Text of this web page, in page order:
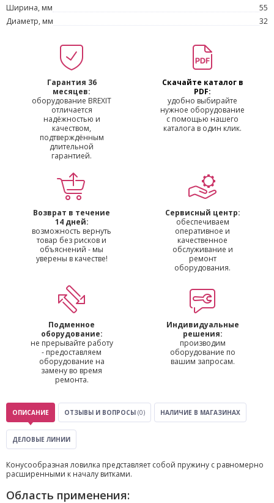
Ширина, мм
55
Диаметр, мм
32
Гарантия 36
месяцев:
оборудование BREXIT
отличается
надёжностью и
качеством,
подтверждённым
длительной
гарантией.
Скачайте каталог в
PDF:
удобно выбирайте
нужное оборудование
с помощью нашего
каталога в один клик.
Возврат в течение
14 дней:
возможность вернуть
товар без рисков и
объяснений - мы
уверены в качестве!
Сервисный центр:
обеспечиваем
оперативное и
качественное
обслуживание и
ремонт
оборудования.
Подменное
оборудование:
не прерывайте работу
- предоставляем
оборудование на
замену во время
ремонта.
Индивидуальные
решения:
производим
оборудование по
вашим запросам.
ОПИСАНИЕ ОТЗЫВЫ И ВОПРОСЫ (0) НАЛИЧИЕ В МАГАЗИНАХ
ДЕЛОВЫЕ ЛИНИИ
Конусообразная ловилка представляет собой пружину с равномерно
расширенными к началу витками.
Область применения: